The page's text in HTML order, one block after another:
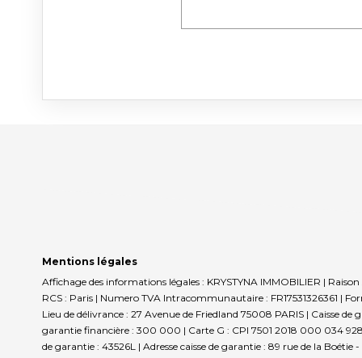
Mentions légales
Affichage des informations légales : KRYSTYNA IMMOBILIER | Raison
RCS : Paris | Numero TVA Intracommunautaire : FR17531326361 |
Lieu de délivrance : 27 Avenue de Friedland 75008 PARIS | Caisse
garantie financière : 300 000 | Carte G : CPI 7501 2018 000 034
de garantie : 43526L | Adresse caisse de garantie : 89 rue de la